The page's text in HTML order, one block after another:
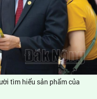
tìm hiểu sản phẩm của